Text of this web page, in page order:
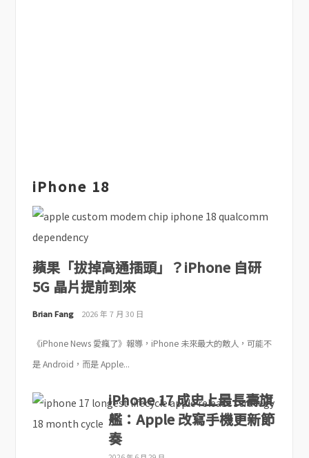
iPhone 18
蘋果「拔掉高通插頭」？iPhone 自研
5G 晶片提前到來
Brian Fang 2026 年 7 月 30 日
《iPhone News 愛瘋了》報導，iPhone 未來最大的敵人，可能不
是 Android，而是 Apple...
iPhone 17 成史上最長壽旗
艦：Apple 改寫手機更新節
奏